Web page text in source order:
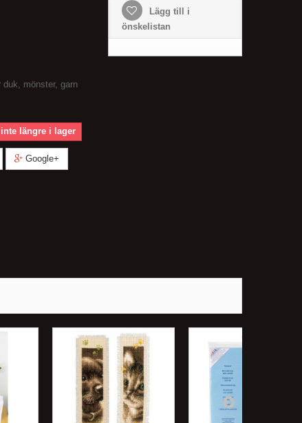
duk, mönster, garn
längre i lager
Google+
Lägg till i
önskelistan